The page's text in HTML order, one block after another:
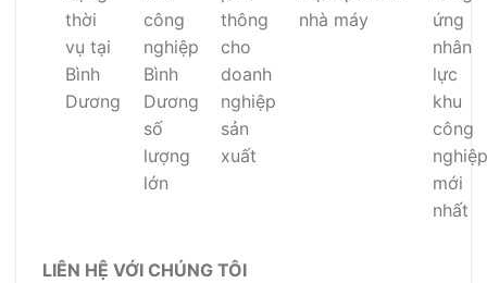
thời
vụ tại
Bình
Dương
công
nghiệp
Bình
Dương
số
lượng
lớn
thông
cho
doanh
nghiệp
sản
xuất
nhà máy
ứng
nhân
lực
khu
công
nghiệp
mới
nhất
LIÊN HỆ VỚI CHÚNG TÔI